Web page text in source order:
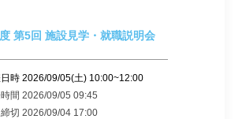
第5回 施設見学・就職説明会
時 2026/09/05(土) 10:00~12:00
間 2026/09/05 09:45
切 2026/09/04 17:00